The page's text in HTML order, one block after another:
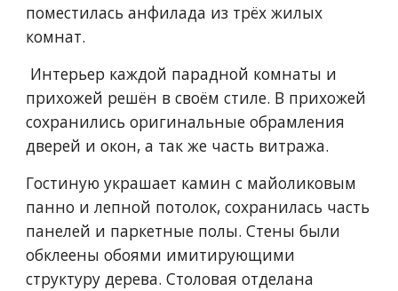
поместилась анфилада из трёх жилых
комнат.
прихожей решён в своём стиле. В прихожей
сохранились оригинальные обрамления
дверей и окон, а так же часть витража.
Гостиную украшает камин с майоликовым
панно и лепной потолок, сохранилась часть
панелей и паркетные полы. Стены были
обклеены обоями имитирующими
структуру дерева. Столовая отделана